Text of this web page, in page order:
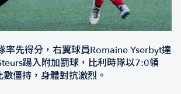
率先得分，右翼球員Romaine Yserbyt達
踢入附加罰球，比利時隊以7:0領
僵持，身體對抗激烈。